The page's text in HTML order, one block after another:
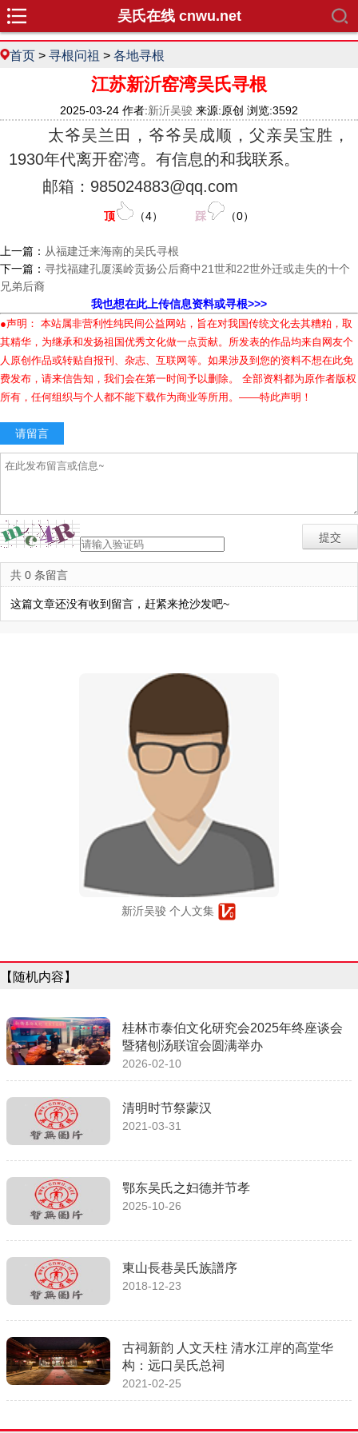
吴氏在线 cnwu.net
首页 > 寻根问祖 > 各地寻根
江苏新沂窑湾吴氏寻根
2025-03-24 作者:新沂吴骏 来源:原创 浏览:3592
太爷吴兰田，爷爷吴成顺，父亲吴宝胜，
1930年代离开窑湾。有信息的和我联系。
邮箱：985024883@qq.com
顶 （4） 踩 （0）
上一篇： 从福建迁来海南的吴氏寻根
下一篇： 寻找福建孔厦溪岭贡扬公后裔中21世和22世外迁或走失的十个
兄弟后裔
我也想在此上传信息资料或寻根>>>
●声明： 本站属非营利性纯民间公益网站，旨在对我国传统文化去其糟粕，取
其精华，为继承和发扬祖国优秀文化做一点贡献。所发表的作品均来自网友个
人原创作品或转贴自报刊、杂志、互联网等。如果涉及到您的资料不想在此免
费发布，请来信告知，我们会在第一时间予以删除。 全部资料都为原作者版权
所有，任何组织与个人都不能下载作为商业等所用。——特此声明！
请留言
共 0 条留言
这篇文章还没有收到留言，赶紧来抢沙发吧~
新沂吴骏 个人文集
【随机内容】
桂林市泰伯文化研究会2025年终座谈会
暨猪刨汤联谊会圆满举办
2026-02-10
清明时节祭蒙汉
2021-03-31
鄂东吴氏之妇德并节孝
2025-10-26
東山長巷吴氏族譜序
2018-12-23
古祠新韵 人文天柱 清水江岸的高堂华
构：远口吴氏总祠
2021-02-25